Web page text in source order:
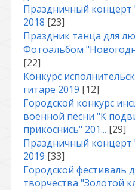
Праздничный
2018 [23]
Праздник танца для
Фотоальбом
[22]
Конкурс
гитаре 2019 [12]
Городской конкурс
военной песни "К
прикоснись" 201... [29]
Праздничный
2019 [33]
Городской фестиваль
творчества "Золотой